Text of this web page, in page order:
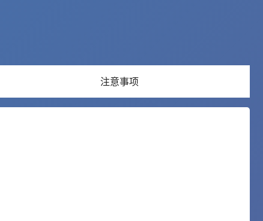
注意事项